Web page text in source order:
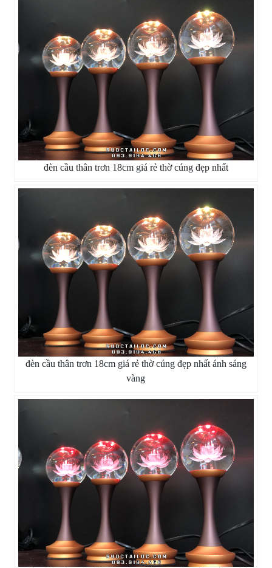
đèn cầu thân trơn 18cm giá rẻ thờ cúng đẹp nhất
đèn cầu thân trơn 18cm giá rẻ thờ cúng đẹp nhất ánh sáng
vàng